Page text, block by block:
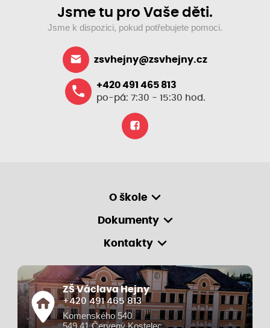
Jsme tu pro Vaše děti.
Jsme k dispozici, pokud potřebujete pomoci.
zsvhejny@zsvhejny.cz
+420 491 465 813
po-pá: 7:30 - 15:30 hod.
O škole
Dokumenty
Kontakty
ZŠ Václava Hejny
+420 491 465 813
Komenského 540